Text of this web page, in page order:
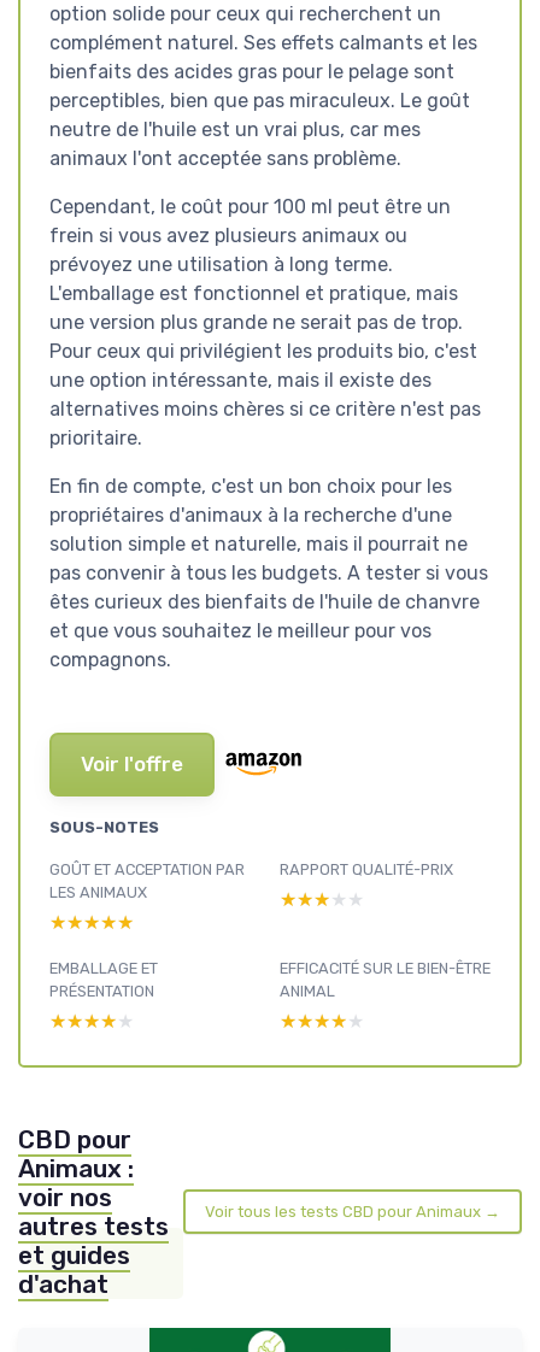
option solide pour ceux qui recherchent un
complément naturel. Ses effets calmants et les
bienfaits des acides gras pour le pelage sont
perceptibles, bien que pas miraculeux. Le goût
neutre de l'huile est un vrai plus, car mes
animaux l'ont acceptée sans problème.
Cependant, le coût pour 100 ml peut être un
frein si vous avez plusieurs animaux ou
prévoyez une utilisation à long terme.
L'emballage est fonctionnel et pratique, mais
une version plus grande ne serait pas de trop.
Pour ceux qui privilégient les produits bio, c'est
une option intéressante, mais il existe des
alternatives moins chères si ce critère n'est pas
prioritaire.
En fin de compte, c'est un bon choix pour les
propriétaires d'animaux à la recherche d'une
solution simple et naturelle, mais il pourrait ne
pas convenir à tous les budgets. A tester si vous
êtes curieux des bienfaits de l'huile de chanvre
et que vous souhaitez le meilleur pour vos
compagnons.
Voir l'offre
SOUS-NOTES
GOÛT ET ACCEPTATION PAR
LES ANIMAUX
★★★★★
★★★★★
RAPPORT QUALITÉ-PRIX
★★★★★
★★★★★
EMBALLAGE ET
PRÉSENTATION
★★★★★
★★★★★
EFFICACITÉ SUR LE BIEN-ÊTRE
ANIMAL
★★★★★
★★★★★
CBD pour
Animaux :
voir nos
autres tests
et guides
d'achat
Voir tous les tests CBD pour Animaux →